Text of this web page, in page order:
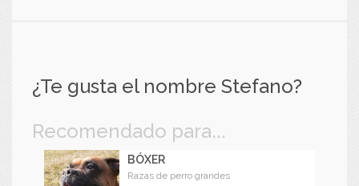
¿Te gusta el nombre Stefano?
Recomendado para...
BÓXER
Razas de perro grandes